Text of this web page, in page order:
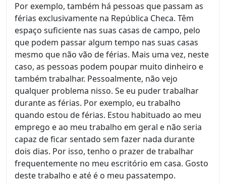
Por exemplo, também há pessoas que passam as
férias exclusivamente na República Checa. Têm
espaço suficiente nas suas casas de campo, pelo
que podem passar algum tempo nas suas casas
mesmo que não vão de férias. Mais uma vez, neste
caso, as pessoas podem poupar muito dinheiro e
também trabalhar. Pessoalmente, não vejo
qualquer problema nisso. Se eu puder trabalhar
durante as férias. Por exemplo, eu trabalho
quando estou de férias. Estou habituado ao meu
emprego e ao meu trabalho em geral e não seria
capaz de ficar sentado sem fazer nada durante
dois dias. Por isso, tenho o prazer de trabalhar
frequentemente no meu escritório em casa. Gosto
deste trabalho e até é o meu passatempo.